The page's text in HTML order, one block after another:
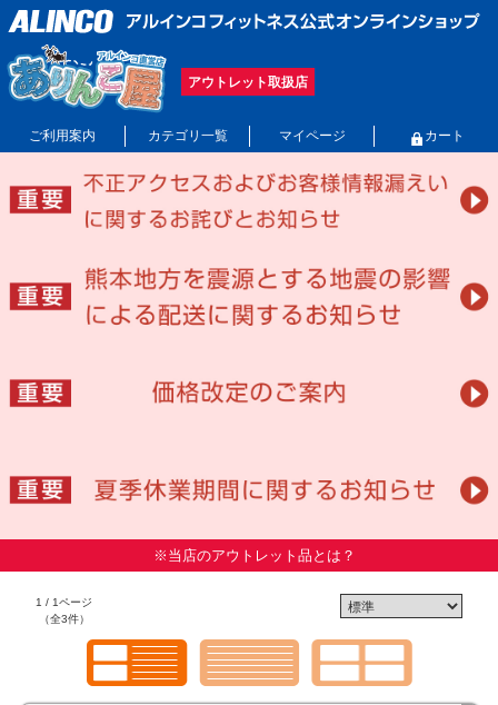
アウトレット取扱店
ご利用案内 カテゴリ一覧 マイページ カート
※当店のアウトレット品とは？
1 / 1ページ
（全3件）